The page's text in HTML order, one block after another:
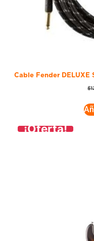
Cable Fender DELUXE
$
¡Oferta!